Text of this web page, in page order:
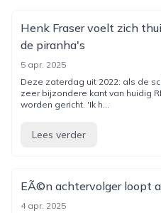
Henk Fraser voelt zich
de piranha's
5 apr. 2025
Deze zaterdag uit 2022: als de
zeer bijzondere kant van huidig
worden gericht. 'Ik h...
Lees verder
EÃ©n achtervolger loopt
4 apr. 2025